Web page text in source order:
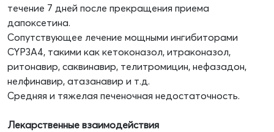
течение 7 дней после прекращения приема
дапоксетина.
Сопутствующее лечение мощными ингибиторами
CYP3A4, такими как кетоконазол, итраконазол,
ритонавир, саквинавир, телитромицин, нефазадон,
нелфинавир, атазанавир и т.д.
Средняя и тяжелая печеночная недостаточность.
Лекарственные взаимодействия